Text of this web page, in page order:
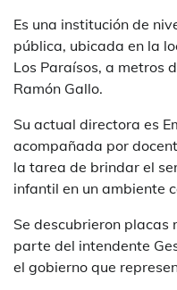
Es una institución de
pública, ubicada en la
Los Paraísos, a metros
Ramón Gallo.
Su actual directora es
acompañada por
la tarea de brindar el
infantil en un ambiente
Se descubrieron placas
parte del intendente
el gobierno que